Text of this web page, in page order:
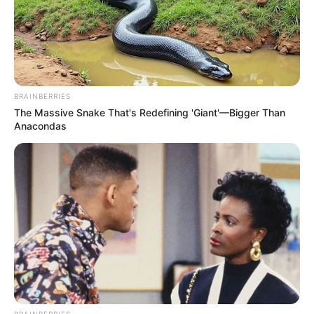
BRAINBERRIES
The Massive Snake That's Redefining 'Giant'—Bigger Than
Anacondas